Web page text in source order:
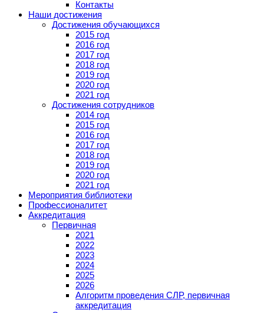
Контакты
Наши достижения
Достижения обучающихся
2015 год
2016 год
2017 год
2018 год
2019 год
2020 год
2021 год
Достижения сотрудников
2014 год
2015 год
2016 год
2017 год
2018 год
2019 год
2020 год
2021 год
Мероприятия библиотеки
Профессионалитет
Аккредитация
Первичная
2021
2022
2023
2024
2025
2026
Алгоритм проведения СЛР, первичная
аккредитация